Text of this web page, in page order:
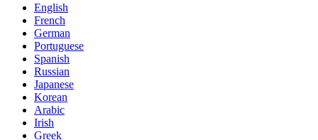
English
French
German
Portuguese
Spanish
Russian
Japanese
Korean
Arabic
Irish
Greek